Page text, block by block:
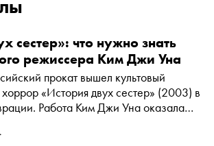
сестер»: что нужно знать
режиссера Ким Джи Уна
прокат вышел культовый
«История двух сестер» (2003) в
Работа Ким Джи Уна оказала
развитие корейского